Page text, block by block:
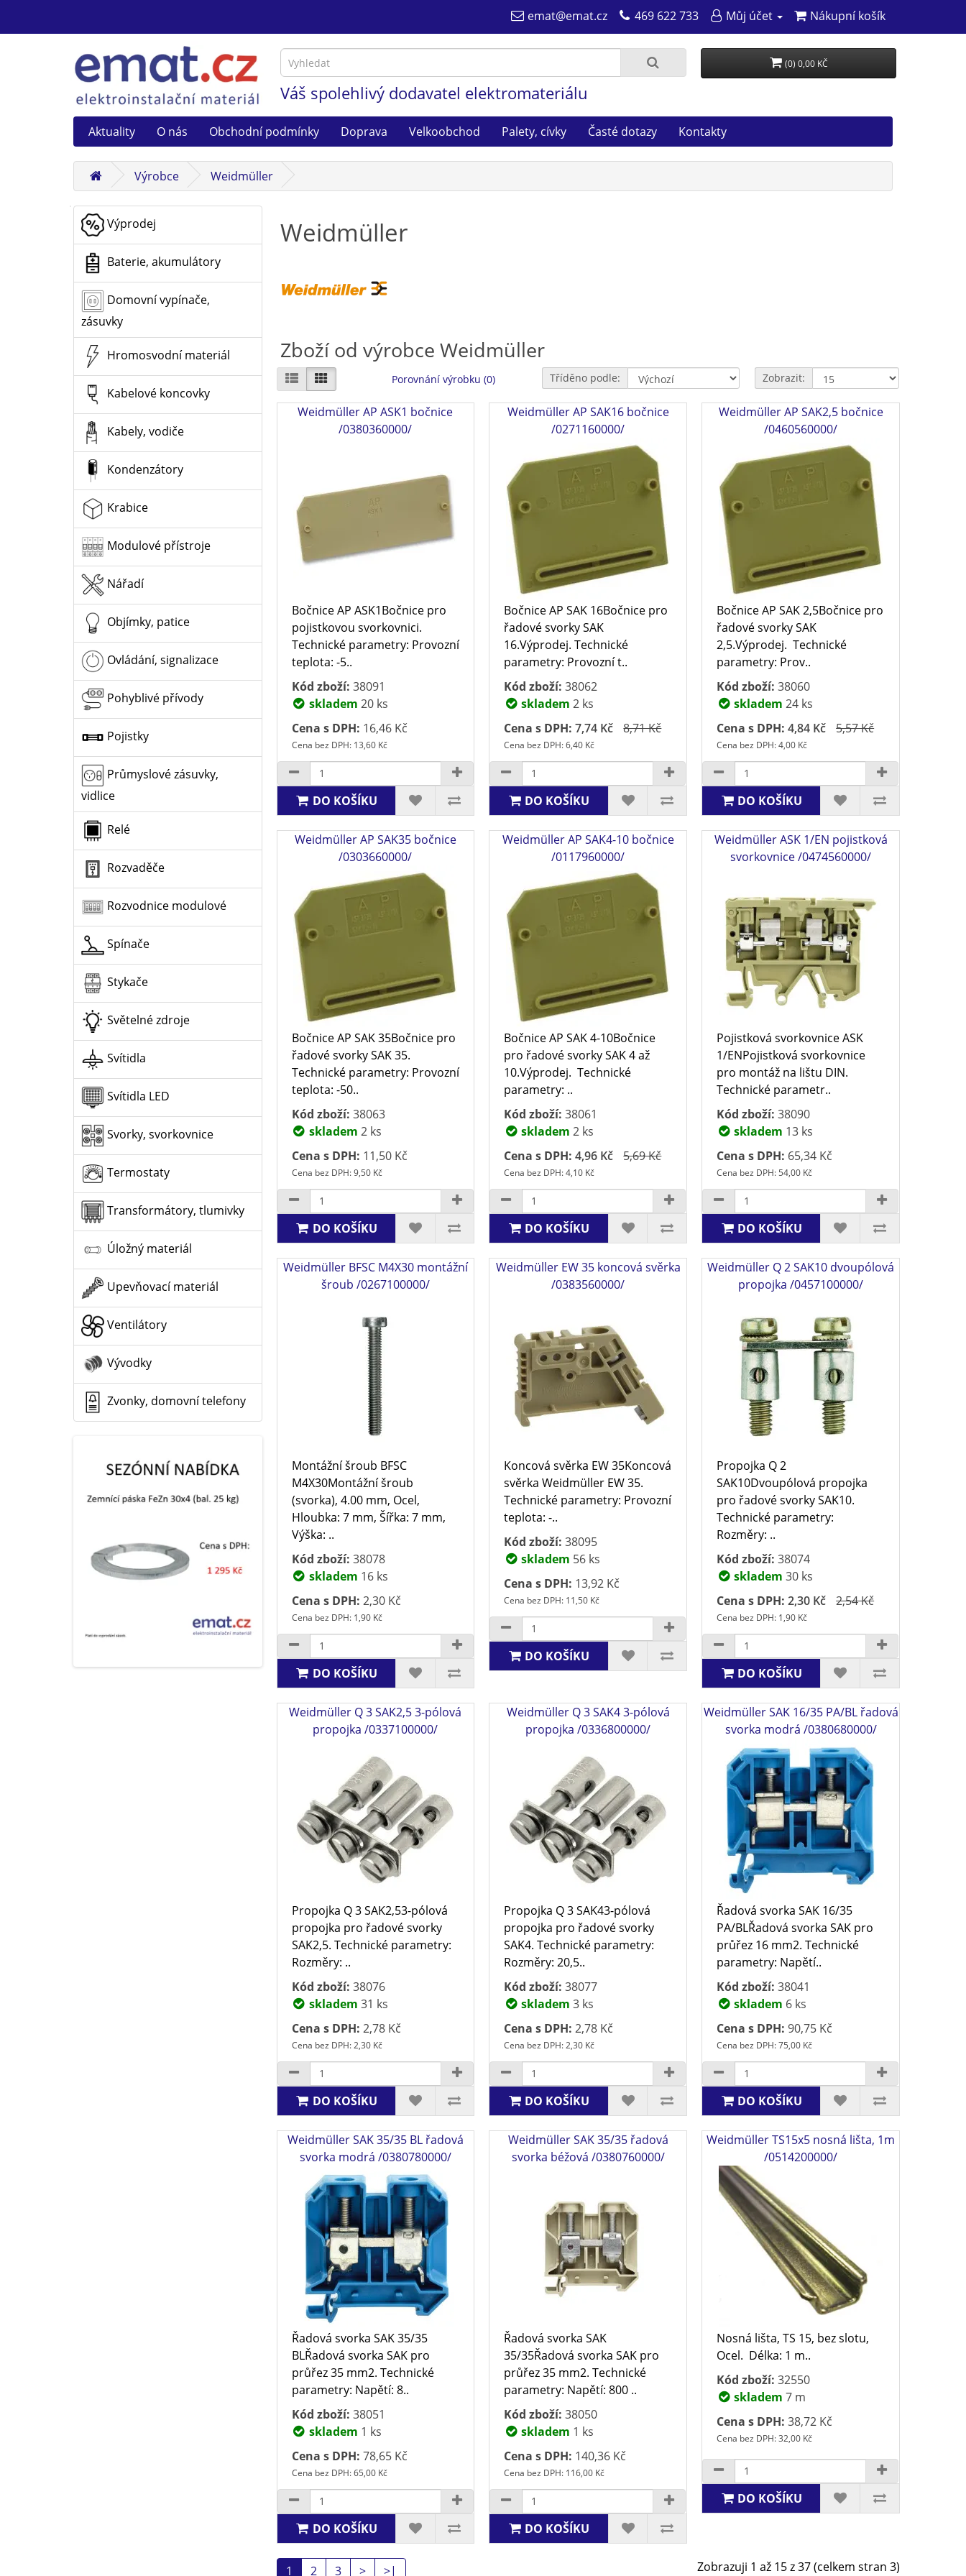
emat@emat.cz 469 622 733 Můj účet Nákupní košík
Váš spolehlivý dodavatel elektromateriálu
(0) 0,00 KČ
Aktuality O nás Obchodní podmínky Doprava Velkoobchod Palety, cívky Časté dotazy Kontakty
Výrobce Weidmüller
Výprodej
Baterie, akumulátory
Domovní vypínače,
zásuvky
Hromosvodní materiál
Kabelové koncovky
Kabely, vodiče
Kondenzátory
Krabice
Modulové přístroje
Nářadí
Objímky, patice
Ovládání, signalizace
Pohyblivé přívody
Pojistky
Průmyslové zásuvky,
vidlice
Relé
Rozvaděče
Rozvodnice modulové
Spínače
Stykače
Světelné zdroje
Svítidla
Svítidla LED
Svorky, svorkovnice
Termostaty
Transformátory, tlumivky
Úložný materiál
Upevňovací materiál
Ventilátory
Vývodky
Zvonky, domovní telefony
Weidmüller
Zboží od výrobce Weidmüller
Porovnání výrobku (0) Tříděno podle: Zobrazit:
Weidmüller AP ASK1 bočnice
/0380360000/
Bočnice AP ASK1Bočnice pro
pojistkovou svorkovnici.
Technické parametry: Provozní
teplota: -5..
Kód zboží: 38091
skladem 20 ks
Cena s DPH: 16,46 Kč
Cena bez DPH: 13,60 Kč
DO KOŠÍKU
Weidmüller AP SAK16 bočnice
/0271160000/
Bočnice AP SAK 16Bočnice pro
řadové svorky SAK
16.Výprodej. Technické
parametry: Provozní t..
Kód zboží: 38062
skladem 2 ks
Cena s DPH: 7,74 Kč 8,71 Kč
Cena bez DPH: 6,40 Kč
DO KOŠÍKU
Weidmüller AP SAK2,5 bočnice
/0460560000/
Bočnice AP SAK 2,5Bočnice pro
řadové svorky SAK
2,5.Výprodej. Technické
parametry: Prov..
Kód zboží: 38060
skladem 24 ks
Cena s DPH: 4,84 Kč 5,57 Kč
Cena bez DPH: 4,00 Kč
DO KOŠÍKU
Weidmüller AP SAK35 bočnice
/0303660000/
Bočnice AP SAK 35Bočnice pro
řadové svorky SAK 35.
Technické parametry: Provozní
teplota: -50..
Kód zboží: 38063
skladem 2 ks
Cena s DPH: 11,50 Kč
Cena bez DPH: 9,50 Kč
DO KOŠÍKU
Weidmüller AP SAK4-10 bočnice
/0117960000/
Bočnice AP SAK 4-10Bočnice
pro řadové svorky SAK 4 až
10.Výprodej. Technické
parametry: ..
Kód zboží: 38061
skladem 2 ks
Cena s DPH: 4,96 Kč 5,69 Kč
Cena bez DPH: 4,10 Kč
DO KOŠÍKU
Weidmüller ASK 1/EN pojistková
svorkovnice /0474560000/
Pojistková svorkovnice ASK
1/ENPojistková svorkovnice
pro montáž na lištu DIN.
Technické parametr..
Kód zboží: 38090
skladem 13 ks
Cena s DPH: 65,34 Kč
Cena bez DPH: 54,00 Kč
DO KOŠÍKU
Weidmüller BFSC M4X30 montážní
šroub /0267100000/
Montážní šroub BFSC
M4X30Montážní šroub
(svorka), 4.00 mm, Ocel,
Hloubka: 7 mm, Šířka: 7 mm,
Výška: ..
Kód zboží: 38078
skladem 16 ks
Cena s DPH: 2,30 Kč
Cena bez DPH: 1,90 Kč
DO KOŠÍKU
Weidmüller EW 35 koncová svěrka
/0383560000/
Koncová svěrka EW 35Koncová
svěrka Weidmüller EW 35.
Technické parametry: Provozní
teplota: -..
Kód zboží: 38095
skladem 56 ks
Cena s DPH: 13,92 Kč
Cena bez DPH: 11,50 Kč
DO KOŠÍKU
Weidmüller Q 2 SAK10 dvoupólová
propojka /0457100000/
Propojka Q 2
SAK10Dvoupólová propojka
pro řadové svorky SAK10.
Technické parametry:
Rozměry: ..
Kód zboží: 38074
skladem 30 ks
Cena s DPH: 2,30 Kč 2,54 Kč
Cena bez DPH: 1,90 Kč
DO KOŠÍKU
Weidmüller Q 3 SAK2,5 3-pólová
propojka /0337100000/
Propojka Q 3 SAK2,53-pólová
propojka pro řadové svorky
SAK2,5. Technické parametry:
Rozměry: ..
Kód zboží: 38076
skladem 31 ks
Cena s DPH: 2,78 Kč
Cena bez DPH: 2,30 Kč
DO KOŠÍKU
Weidmüller Q 3 SAK4 3-pólová
propojka /0336800000/
Propojka Q 3 SAK43-pólová
propojka pro řadové svorky
SAK4. Technické parametry:
Rozměry: 20,5..
Kód zboží: 38077
skladem 3 ks
Cena s DPH: 2,78 Kč
Cena bez DPH: 2,30 Kč
DO KOŠÍKU
Weidmüller SAK 16/35 PA/BL řadová
svorka modrá /0380680000/
Řadová svorka SAK 16/35
PA/BLŘadová svorka SAK pro
průřez 16 mm2. Technické
parametry: Napětí..
Kód zboží: 38041
skladem 6 ks
Cena s DPH: 90,75 Kč
Cena bez DPH: 75,00 Kč
DO KOŠÍKU
Weidmüller SAK 35/35 BL řadová
svorka modrá /0380780000/
Řadová svorka SAK 35/35
BLŘadová svorka SAK pro
průřez 35 mm2. Technické
parametry: Napětí: 8..
Kód zboží: 38051
skladem 1 ks
Cena s DPH: 78,65 Kč
Cena bez DPH: 65,00 Kč
DO KOŠÍKU
Weidmüller SAK 35/35 řadová
svorka béžová /0380760000/
Řadová svorka SAK
35/35Řadová svorka SAK pro
průřez 35 mm2. Technické
parametry: Napětí: 800 ..
Kód zboží: 38050
skladem 1 ks
Cena s DPH: 140,36 Kč
Cena bez DPH: 116,00 Kč
DO KOŠÍKU
Weidmüller TS15x5 nosná lišta, 1m
/0514200000/
Nosná lišta, TS 15, bez slotu,
Ocel. Délka: 1 m..
Kód zboží: 32550
skladem 7 m
Cena s DPH: 38,72 Kč
Cena bez DPH: 32,00 Kč
DO KOŠÍKU
1 2 3 > >| Zobrazuji 1 až 15 z 37 (celkem stran 3)